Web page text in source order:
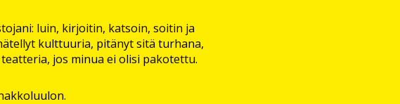
luin, kirjoitin, katsoin, soitin ja
kulttuuria, pitänyt sitä turhana,
jos minua ei olisi pakotettu.